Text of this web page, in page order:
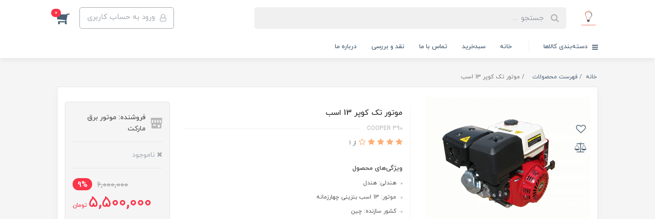
ورود به حساب کاربری 0
دسته‌بندی کالاها خانه سبدخرید تماس با ما نقد و بررسی درباره ما
خانه فهرست محصولات موتور تک کوپر 13 اسب
موتور تک کوپر 13 اسب
COOPER 390
از 1
ویژگی‌های محصول
هندلی: هندل
موتور: 13 اسب بنزینی چهارزمانه
کشور سازنده: چین
فروشنده: موتور برق
مارکت
ناموجود
6,000,000
9%
5,500,000 تومان